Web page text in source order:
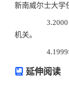
新南威尔士大学
3.2000年
机关。
4.1999年
延伸阅读